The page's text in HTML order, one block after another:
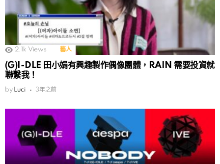
2.1k Views 藝人
(G)I-DLE 田小娟有興趣製作偶像團體，RAIN 需要投資就
聯繫我！
by Luci 3年之前